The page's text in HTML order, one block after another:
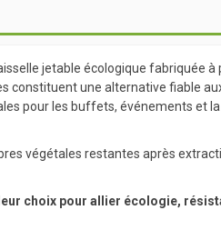
jetable écologique fabriquée à
constituent une alternative fiable
pour les buffets, événements et
végétales restantes après
choix pour allier écologie,